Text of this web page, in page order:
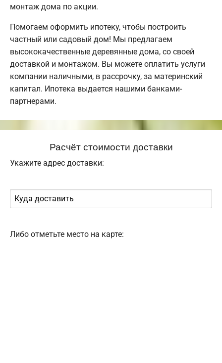
монтаж дома по акции.
Помогаем оформить ипотеку, чтобы построить
частный или садовый дом! Мы предлагаем
высококачественные деревянные дома, со своей
доставкой и монтажом. Вы можете оплатить услуги
компании наличными, в рассрочку, за материнский
капитал. Ипотека выдается нашими банками-
партнерами.
Расчёт стоимости доставки
Укажите адрес доставки:
Либо отметьте место на карте: